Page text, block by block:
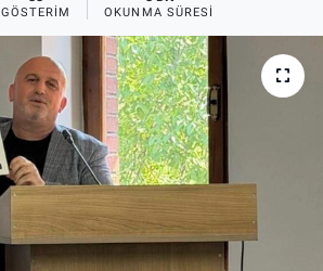
GÖSTERIM OKUNMA SÜRESI